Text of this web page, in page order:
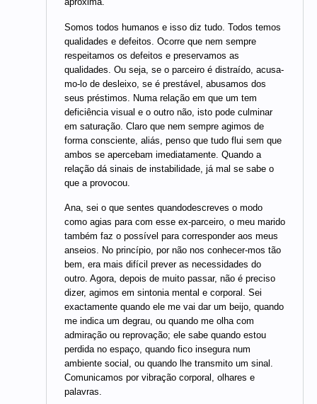
Somos todos humanos e isso diz tudo. Todos temos
qualidades e defeitos. Ocorre que nem sempre
respeitamos os defeitos e preservamos as
qualidades. Ou seja, se o parceiro é distraído, acusa-
mo-lo de desleixo, se é prestável, abusamos dos
seus préstimos. Numa relação em que um tem
deficiência visual e o outro não, isto pode culminar
em saturação. Claro que nem sempre agimos de
forma consciente, aliás, penso que tudo flui sem que
ambos se apercebam imediatamente. Quando a
relação dá sinais de instabilidade, já mal se sabe o
que a provocou.
Ana, sei o que sentes quandodescreves o modo
como agias para com esse ex-parceiro, o meu marido
também faz o possível para corresponder aos meus
anseios. No princípio, por não nos conhecer-mos tão
bem, era mais difícil prever as necessidades do
outro. Agora, depois de muito passar, não é preciso
dizer, agimos em sintonia mental e corporal. Sei
exactamente quando ele me vai dar um beijo, quando
me indica um degrau, ou quando me olha com
admiração ou reprovação; ele sabe quando estou
perdida no espaço, quando fico insegura num
ambiente social, ou quando lhe transmito um sinal.
Comunicamos por vibração corporal, olhares e
palavras.